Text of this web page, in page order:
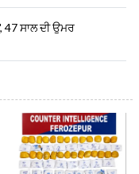
47 ਸਾਲ ਦੀ ਉਮਰ